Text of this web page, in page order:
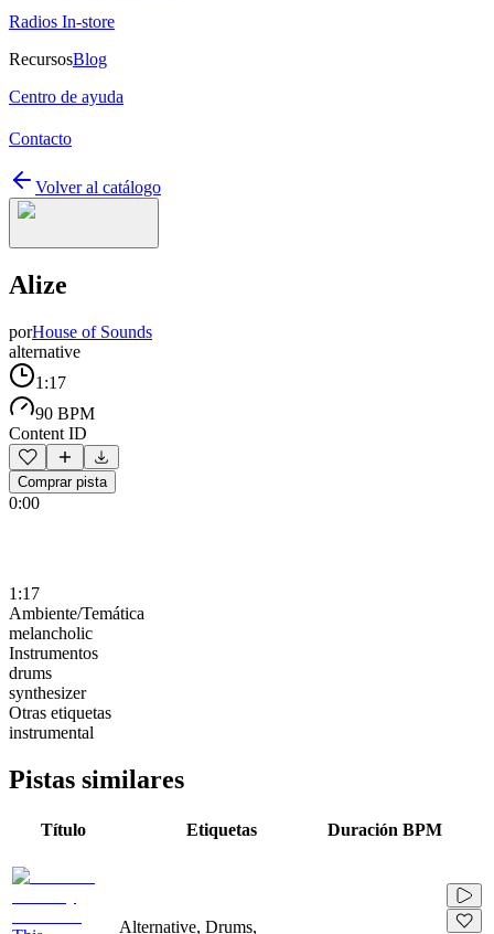
Radios In-store
RecursosBlog
Centro de ayuda
Contacto
Volver al catálogo
Alize
porHouse of Sounds
alternative
1:17
90 BPM
Content ID
Comprar pista
0:00
1:17
Ambiente/Temática
melancholic
Instrumentos
drums
synthesizer
Otras etiquetas
instrumental
Pistas similares
Título Etiquetas Duración BPM
Alternative, Drums,